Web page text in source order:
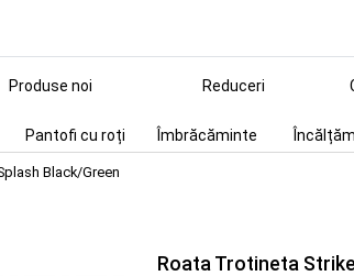
Produse noi Reduceri
Pantofi cu roți Îmbrăcăminte
Black/Green
Roata Trotineta